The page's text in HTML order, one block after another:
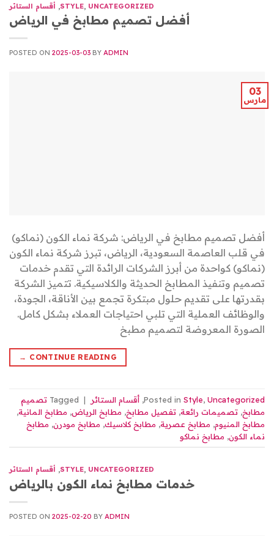
STYLE UNCATEGORIZED أقسام الستائر
أفضل تصميم مطابخ في الرياض
POSTED ON 2025-03-03 BY ADMIN
03
مارس
أفضل تصميم مطابخ في الرياض: شركة نماء الكون (نماكو)
في قلب العاصمة السعودية، الرياض، تبرز شركة نماء الكون
(نماكو) كواحدة من أبرز الشركات الرائدة التي تقدم خدمات
تصميم وتنفيذ المطابخ الحديثة والكلاسيكية. تتميز الشركة
بقدرتها على تقديم حلول مبتكرة تجمع بين الأناقة، الجودة،
والوظائف العملية التي تلبي احتياجات العملاء بشكل كامل.
الصورة المعروضة لتصميم مطبخ
CONTINUE READING
→
Posted in Style, Uncategorized
, أقسام الستائر |
Tagged تصميم
مطابخ, تصميمات رائعة, تفصيل مطابخ, مطابخ الرياض, مطابخ المانية,
مطابخ المنيوم, مطابخ عصرية, مطابخ كلاسيك, مطابخ مودرن, مطابخ
نماء الكون, مطابخ نماكو
STYLE, UNCATEGORIZED
, أقسام الستائر
خدمات مطابخ نماء الكون بالرياض
POSTED ON 2025-02-20 BY ADMIN